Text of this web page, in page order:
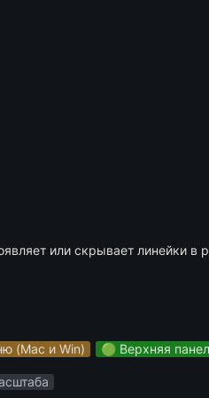
или скрывает линейки в
(Mac и Win) 🟢 Верхняя